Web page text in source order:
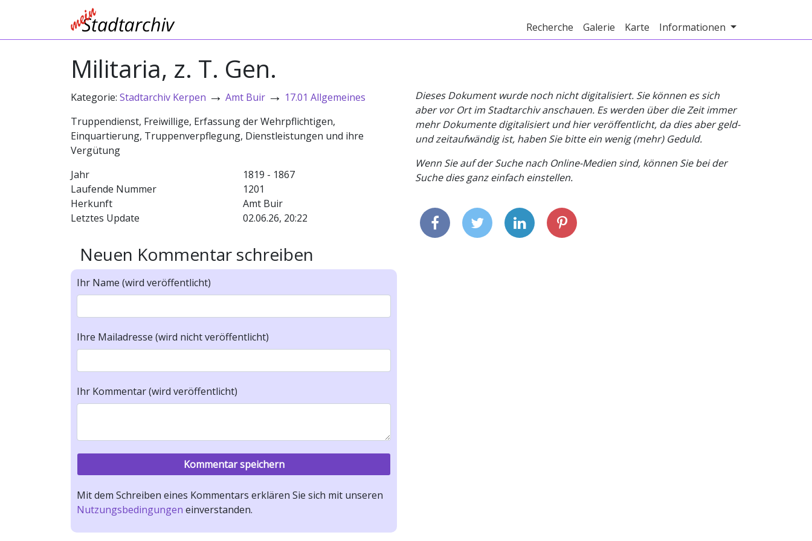
Recherche Galerie Karte Informationen
Militaria, z. T. Gen.
Kategorie: Stadtarchiv Kerpen → Amt Buir → 17.01 Allgemeines
Truppendienst, Freiwillige, Erfassung der Wehrpflichtigen,
Einquartierung, Truppenverpflegung, Dienstleistungen und ihre
Vergütung
Jahr
1819 - 1867
Laufende Nummer
1201
Herkunft
Amt Buir
Letztes Update
02.06.26, 20:22
Neuen Kommentar schreiben
Ihr Name (wird veröffentlicht)
Ihre Mailadresse (wird nicht veröffentlicht)
Ihr Kommentar (wird veröffentlicht)
Mit dem Schreiben eines Kommentars erklären Sie sich mit unseren
Nutzungsbedingungen einverstanden.
Dieses Dokument wurde noch nicht digitalisiert. Sie können es sich
aber vor Ort im Stadtarchiv anschauen. Es werden über die Zeit immer
mehr Dokumente digitalisiert und hier veröffentlicht, da dies aber geld-
und zeitaufwändig ist, haben Sie bitte ein wenig (mehr) Geduld.
Wenn Sie auf der Suche nach Online-Medien sind, können Sie bei der
Suche dies ganz einfach einstellen.